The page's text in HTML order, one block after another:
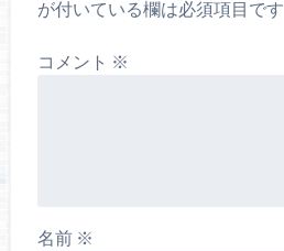
が付いている欄は必須項目です
コメント ※
名前 ※